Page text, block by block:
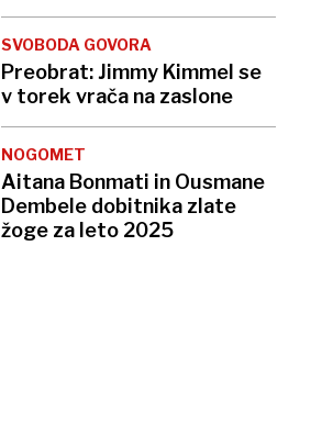
SVOBODA GOVORA
Preobrat: Jimmy Kimmel se
v torek vrača na zaslone
NOGOMET
Aitana Bonmati in Ousmane
Dembele dobitnika zlate
žoge za leto 2025